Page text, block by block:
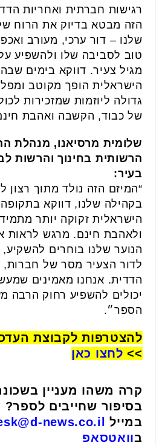
רגישות חברתית ואחריות
הזה מבטא בדיוק את הרוח של
שלנו – דור ערכי, מעורב
טוב לסביבה שלו ולהשפיע
מגיל צעיר. דווקא בימים
הישראלית הופך מקוטב
גדולה ליוזמות שמזכירות
של כבוד, הקשבה ואהבת
שלומית מרסיאנו, מנהלת
הרשותית בחינוך והרשות
בעיר:
“המיזם הזה נולד מתוך רצון
בקהילה שלנו, דווקא
הישראלית זקוקה יותר
ולאהבת חינם. מרגש לראות
הנוער שלנו בוחרים להשקיע,
לדור הצעיר מסר של חברות,
הדדית. אנחנו מאמינים
יכולים להשפיע רחוק הרבה
הספר״.
להצטרפות לקבוצת
>> לחצו כאן
קרה משהו מעניין
בסיפור שחייבים לספר?
במייל
news.co.il
בוואטסאפ